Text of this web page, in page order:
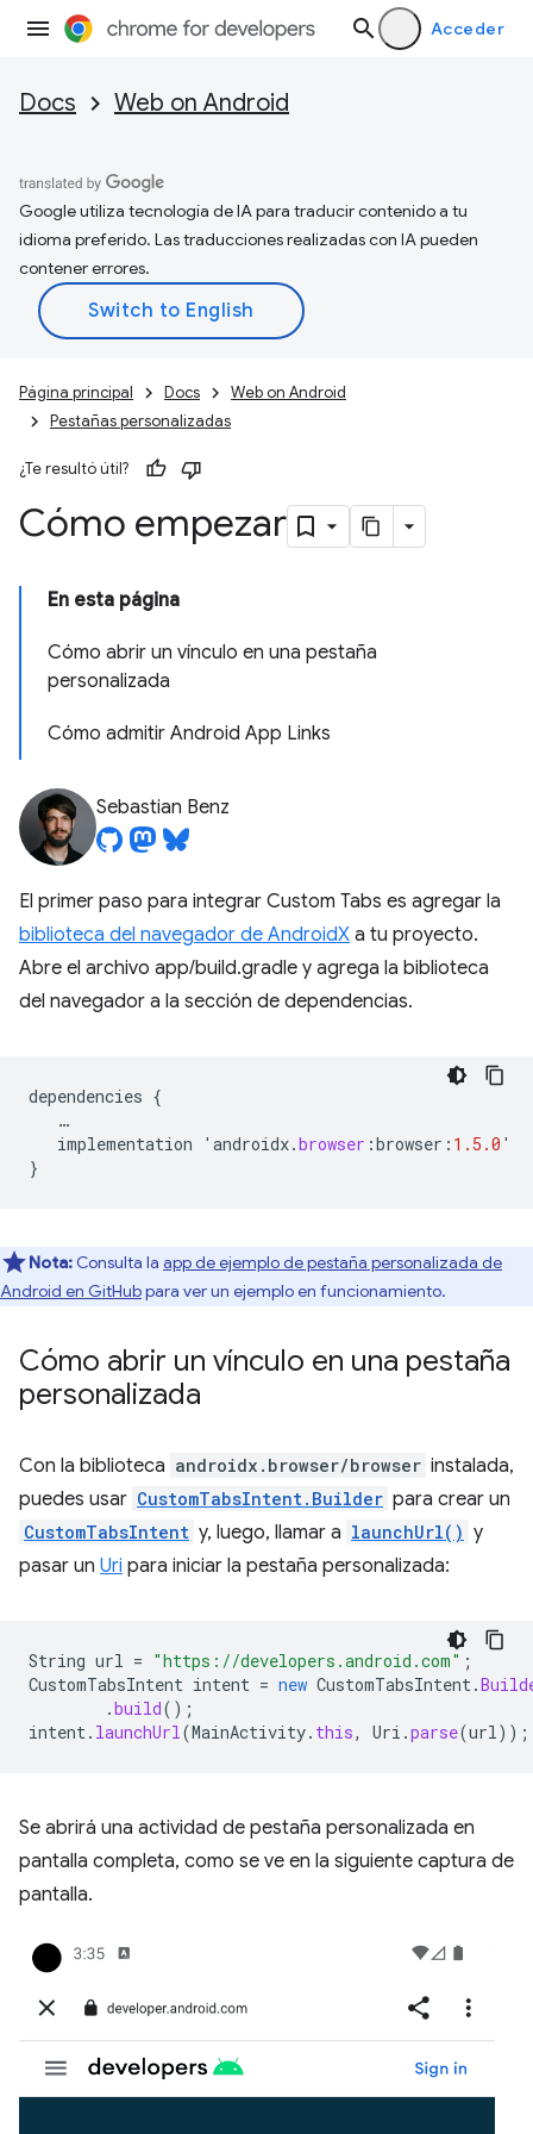
Acceder
Docs Web on Android
Google utiliza tecnología de IA para traducir contenido a tu
idioma preferido. Las traducciones realizadas con IA pueden
contener errores.
Página principal Docs
Web on Android
Pestañas personalizadas
¿Te resultó útil?
Cómo empezar
En esta página
Cómo abrir un vínculo en una pestaña
personalizada
Cómo admitir Android App Links
Sebastian Benz
El primer paso para integrar Custom Tabs es agregar la
biblioteca del navegador de AndroidX a tu proyecto.
Abre el archivo app/build.gradle y agrega la biblioteca
del navegador a la sección de dependencias.
dependencies {
…
implementation
' androidx.browser :browser : 1.5.0 '
}
Nota: Consulta la app de ejemplo de pestaña personalizada de
Android en GitHubpara ver un ejemplo en funcionamiento.
Cómo abrir un vínculo en una pestaña
personalizada
Con la biblioteca androidx.browser/browser instalada,
puedes usar CustomTabsIntent.Builder para crear un
CustomTabsIntent y, luego, llamar a launchUrl() y
pasar un Uri para iniciar la pestaña personalizada:
String url = "https://developers.android.com" ;
CustomTabsIntent intent = new CustomTabsIntent.
.build();
intent. launchUrl(MainActivity. this, Uri .parse(url));
Se abrirá una actividad de pestaña personalizada en
pantalla completa, como se ve en la siguiente captura de
pantalla.